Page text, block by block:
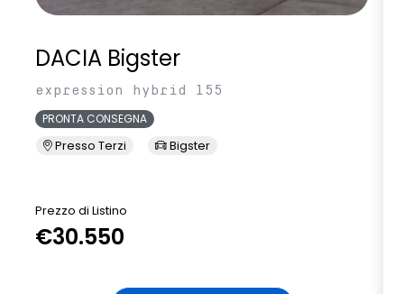
DACIA Bigster
expression hybrid 155
PRONTA CONSEGNA
Presso Terzi Bigster
Prezzo di Listino
€30.550